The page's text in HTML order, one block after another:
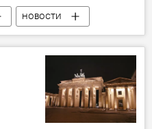
НОВОСТИ